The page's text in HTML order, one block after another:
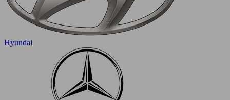
Hyundai